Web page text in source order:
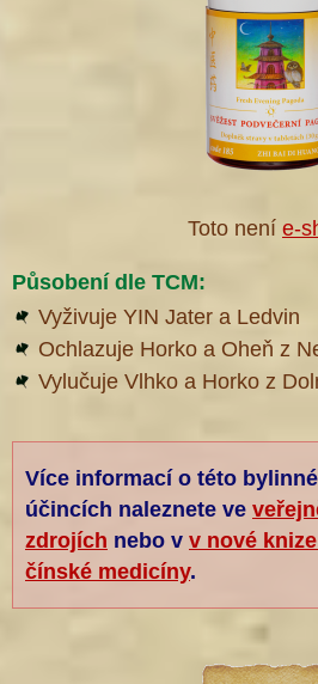
Toto není e-
Působení dle TCM:
Vyživuje YIN Jater a Ledvin
Ochlazuje Horko a Oheň z
Vylučuje Vlhko a Horko z
Více informací o této
účincích naleznete ve
zdrojích nebo v v nové
čínské medicíny.